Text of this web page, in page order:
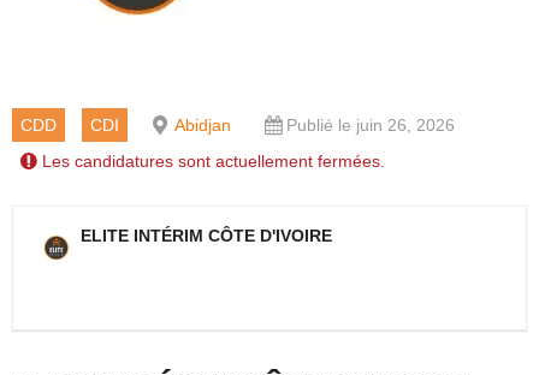
CDD CDI Abidjan
Publié le juin 26, 2026
Les candidatures sont actuellement fermées.
ELITE INTÉRIM CÔTE D'IVOIRE